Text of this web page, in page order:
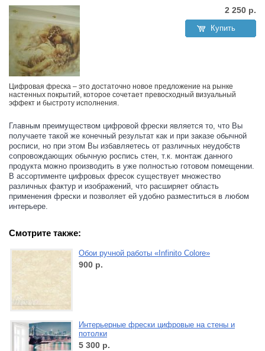
2 250 р.
Купить
Цифровая фреска – это достаточно новое предложение на рынке
настенных покрытий, которое сочетает превосходный визуальный
эффект и быстроту исполнения.
Главным преимуществом цифровой фрески является то, что Вы
получаете такой же конечный результат как и при заказе обычной
росписи, но при этом Вы избавляетесь от различных неудобств
сопровождающих обычную роспись стен, т.к. монтаж данного
продукта можно производить в уже полностью готовом помещении.
В ассортименте цифровых фресок существует множество
различных фактур и изображений, что расширяет область
применения фрески и позволяет ей удобно разместиться в любом
интерьере.
Смотрите также:
Обои ручной работы «Infinito Colore»
900 р.
Интерьерные фрески цифровые на стены и
потолки
5 300 р.